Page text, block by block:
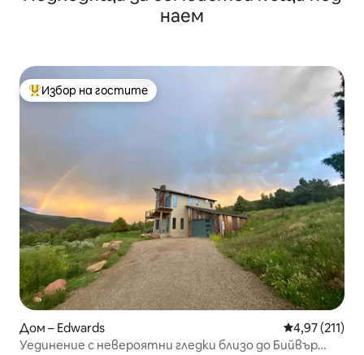
наем
Най-популярен избор на гостите
Избор на гостите
Дом – Edwards Средна
4,97 (211)
Уединение с невероятни гледки близо до Бийвър